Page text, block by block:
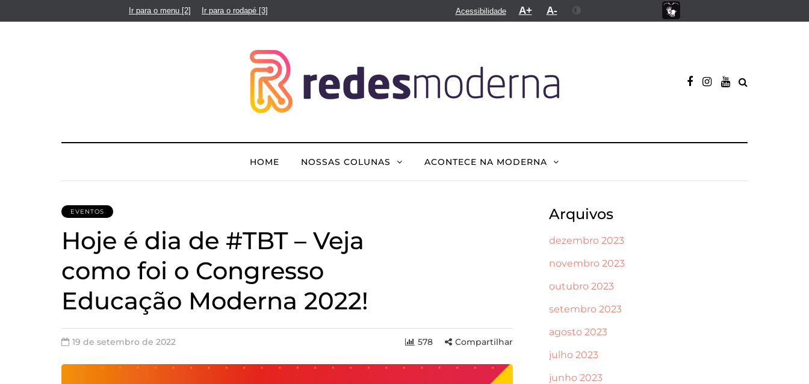
Ir para o menu [2] Ir para o rodapé [3] Acessibilidade A+ A-
HOME NOSSAS COLUNAS ACONTECE NA MODERNA
EVENTOS
Hoje é dia de #TBT – Veja
como foi o Congresso
Educação Moderna 2022!
19 de setembro de 2022 578 Compartilhar
Arquivos
dezembro 2023
novembro 2023
outubro 2023
setembro 2023
agosto 2023
julho 2023
junho 2023